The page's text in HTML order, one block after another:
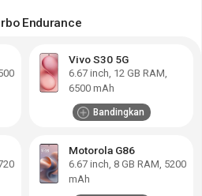
Endurance
Vivo S30 5G
6.67 inch, 12 GB RAM
6500 mAh
Bandingkan
Motorola G86
6.67 inch, 8 GB RAM 5200
mAh